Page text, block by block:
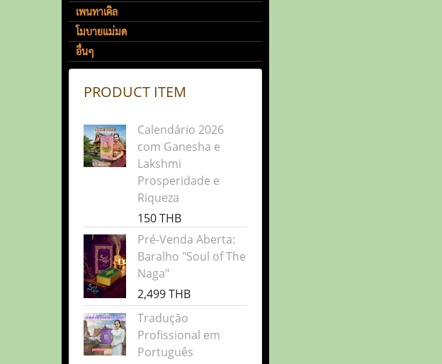
เพนทาเคิล
โมบายแม่มด
อื่นๆ
PRODUCT ITEM
Calendário 2026
com Ganesha e
Lakshmi
Prosperidade e
Riqueza
150 THB
Pré-Venda Aberta:
Baralho "Soul of The
Naga"
2,499 THB
Tradução
Profissional em
Português